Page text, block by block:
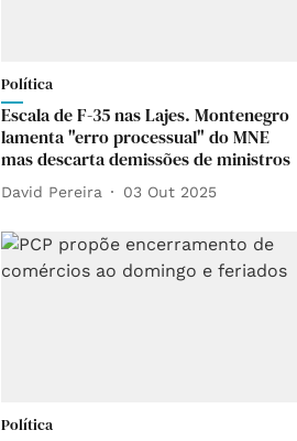
Política
Escala de F-35 nas Lajes. Montenegro
lamenta "erro processual" do MNE
mas descarta demissões de ministros
David Pereira 03 Out 2025
Política